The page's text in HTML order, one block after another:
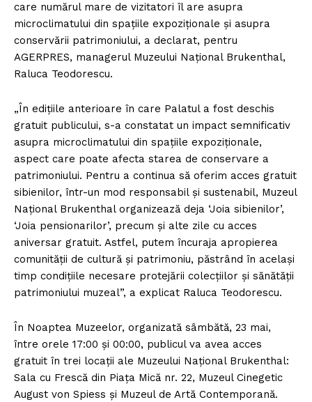
care numărul mare de vizitatori îl are asupra
microclimatului din spaţiile expoziţionale şi asupra
conservării patrimoniului, a declarat, pentru
AGERPRES, managerul Muzeului Naţional Brukenthal,
Raluca Teodorescu.
„În ediţiile anterioare în care Palatul a fost deschis
gratuit publicului, s-a constatat un impact semnificativ
asupra microclimatului din spaţiile expoziţionale,
aspect care poate afecta starea de conservare a
patrimoniului. Pentru a continua să oferim acces gratuit
sibienilor, într-un mod responsabil şi sustenabil, Muzeul
Naţional Brukenthal organizează deja ‘Joia sibienilor’,
‘Joia pensionarilor’, precum şi alte zile cu acces
aniversar gratuit. Astfel, putem încuraja apropierea
comunităţii de cultură şi patrimoniu, păstrând în acelaşi
timp condiţiile necesare protejării colecţiilor şi sănătăţii
patrimoniului muzeal”, a explicat Raluca Teodorescu.
În Noaptea Muzeelor, organizată sâmbătă, 23 mai,
între orele 17:00 şi 00:00, publicul va avea acces
gratuit în trei locaţii ale Muzeului Naţional Brukenthal:
Sala cu Frescă din Piaţa Mică nr. 22, Muzeul Cinegetic
August von Spiess şi Muzeul de Artă Contemporană.